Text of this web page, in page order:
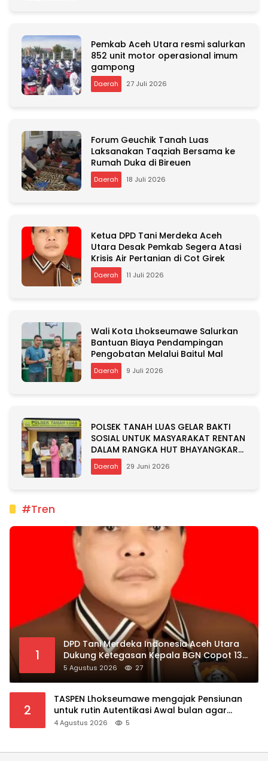
Pemkab Aceh Utara resmi salurkan
852 unit motor operasional imum
gampong
Daerah 27 Juli 2026
Forum Geuchik Tanah Luas
Laksanakan Taqziah Bersama ke
Rumah Duka di Bireuen
Daerah 18 Juli 2026
Ketua DPD Tani Merdeka Aceh
Utara Desak Pemkab Segera Atasi
Krisis Air Pertanian di Cot Girek
Daerah 11 Juli 2026
Wali Kota Lhokseumawe Salurkan
Bantuan Biaya Pendampingan
Pengobatan Melalui Baitul Mal
Daerah 9 Juli 2026
POLSEK TANAH LUAS GELAR BAKTI
SOSIAL UNTUK MASYARAKAT RENTAN
DALAM RANGKA HUT BHAYANGKARA
KE-80
Daerah 29 Juni 2026
#Tren
1
DPD Tani Merdeka Indonesia Aceh Utara
Dukung Ketegasan Kepala BGN Copot 137
Kepala SPPG
5 Agustus 2026 27
2
TASPEN Lhokseumawe mengajak Pensiunan
untuk rutin Autentikasi Awal bulan agar
Manfaat Pensiun tetap Lancar
4 Agustus 2026 5